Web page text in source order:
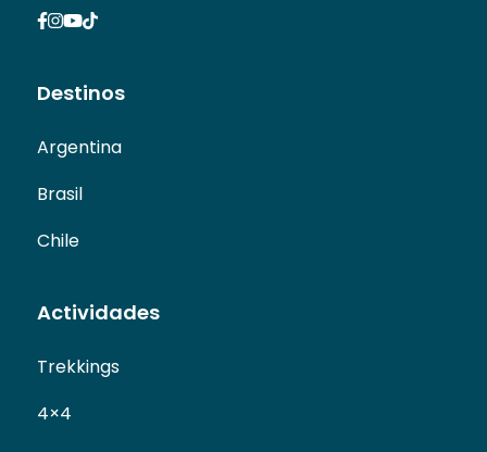
Destinos
Argentina
Brasil
Chile
Actividades
Trekkings
4×4